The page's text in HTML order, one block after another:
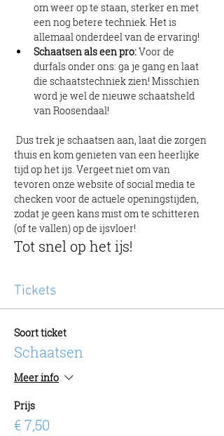
om weer op te staan, sterker en met
een nog betere techniek. Het is
allemaal onderdeel van de ervaring!
Schaatsen als een pro: Voor de
durfals onder ons: ga je gang en laat
die schaatstechniek zien! Misschien
word je wel de nieuwe schaatsheld
van Roosendaal!
thuis en kom genieten van een heerlijke
tijd op het ijs. Vergeet niet om van
tevoren onze website of social media te
checken voor de actuele openingstijden,
zodat je geen kans mist om te schitteren
(of te vallen) op de ijsvloer!
Tot snel op het ijs!
Tickets
Soort ticket
Schaatsen
Meer info
Prijs
€ 7,50